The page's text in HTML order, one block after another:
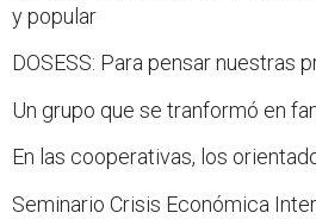
y popular
DOSESS: Para pensar nuestras
Un grupo que se tranformó en
En las cooperativas, los
Seminario Crisis Económica